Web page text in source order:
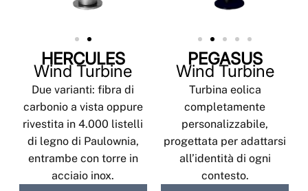
HERCULES
Wind Turbine
Due varianti: fibra di
carbonio a vista oppure
rivestita in 4.000 listelli
di legno di Paulownia,
entrambe con torre in
acciaio inox.
PEGASUS
Wind Turbine
Turbina eolica
completamente
personalizzabile,
progettata per adattarsi
all’identità di ogni
contesto.